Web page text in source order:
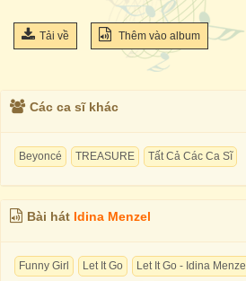
Tải về Thêm vào album
Các ca sĩ khác
Beyoncé TREASURE Tất Cả Các Ca Sĩ
Bài hát Idina Menzel
Funny Girl Let It Go
Let It Go - Idina Menzel